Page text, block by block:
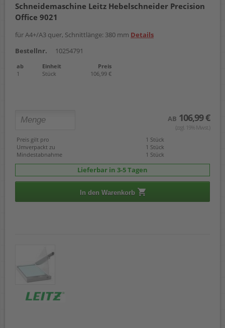
Schneidemaschine Leitz Hebelschneider Precision
Office 9021
für A4+/A3 quer, Schnittlänge: 380 mm Details
Bestellnr.
10254791
ab Einheit
Preis
1
Stück 106,99 €
AB 106,99 €
(zzgl. 19% Mwst.)
Preis gilt pro
1 Stück
Umverpackt zu
1 Stück
Mindestabnahme
1 Stück
Lieferbar in 3-5 Tagen
In den Warenkorb